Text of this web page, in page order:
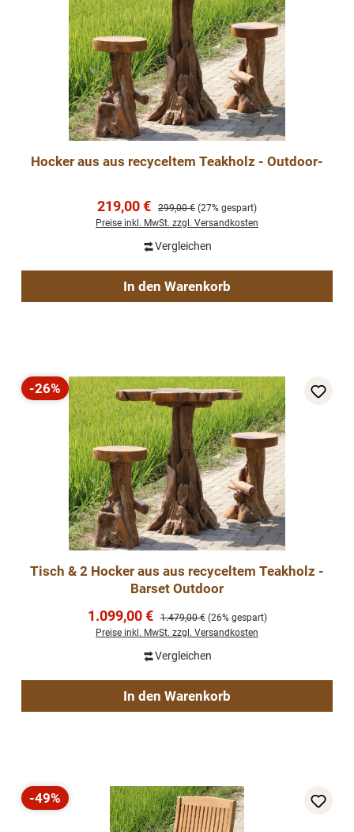
Hocker aus aus recyceltem Teakholz - Outdoor-
Verkaufspreis:
219,00 € Regulärer Preis:
299,00 € (27% gespart)
Preise inkl. MwSt. zzgl. Versandkosten
Vergleichen
In den Warenkorb
Rabatt
-26%
Tisch & 2 Hocker aus aus recyceltem Teakholz -
Barset Outdoor
Verkaufspreis:
1.099,00 € Regulärer Preis:
1.479,00 € (26% gespart)
Preise inkl. MwSt. zzgl. Versandkosten
Vergleichen
In den Warenkorb
Rabatt
-49%